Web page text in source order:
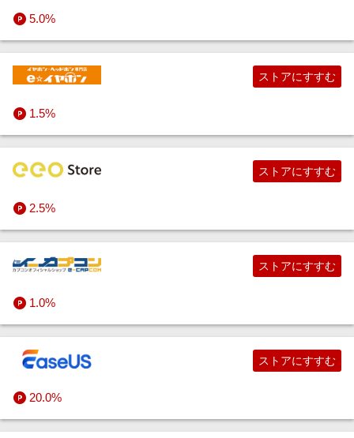
5.0%
1.5%
ストアにすすむ
2.5%
ストアにすすむ
1.0%
ストアにすすむ
20.0%
ストアにすすむ